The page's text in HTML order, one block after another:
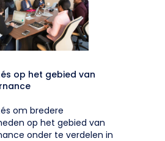
op het gebied van
om bredere
op het gebied van
onder te verdelen in